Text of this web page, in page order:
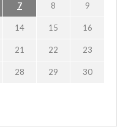
7 8 9
14 15 16
21 22 23
28 29 30